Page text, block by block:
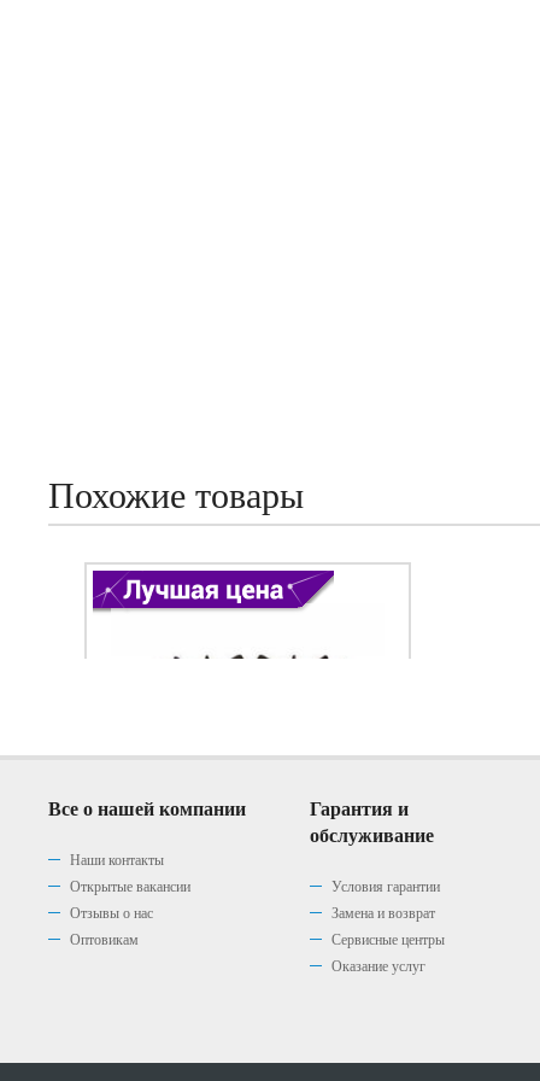
Похожие товары
Варочная панель Gefest 1210
Варочная панель Gefest 1210
Варочная панель Gefest 1210
Все о нашей компании
Наши контакты
Открытые вакансии
Отзывы о нас
Оптовикам
Гарантия и
обслуживание
Условия гарантии
Замена и возврат
Сервисные центры
Оказание услуг